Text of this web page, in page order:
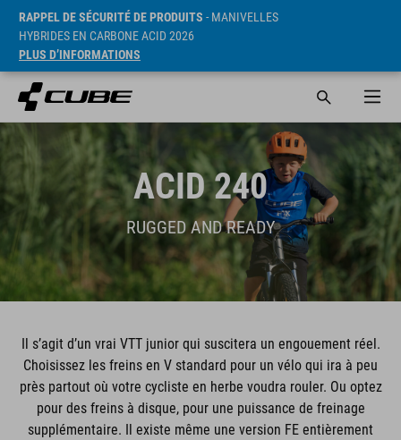
RAPPEL DE SÉCURITÉ DE PRODUITS - MANIVELLES
HYBRIDES EN CARBONE ACID 2026
PLUS D’INFORMATIONS
ACID 240
RUGGED AND READY
Il s’agit d’un vrai VTT junior qui suscitera un engouement réel.
Choisissez les freins en V standard pour un vélo qui ira à peu
près partout où votre cycliste en herbe voudra rouler. Ou optez
pour des freins à disque, pour une puissance de freinage
supplémentaire. Il existe même une version FE entièrement